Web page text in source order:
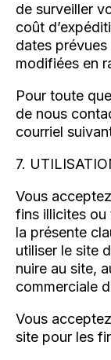
de surveiller
coût
dates
modifiées en
Pour toute
de nous
courriel
7.
Vous
fins illicites ou
la présente
utiliser le site
nuire au site,
commerciale
Vous
site pour les